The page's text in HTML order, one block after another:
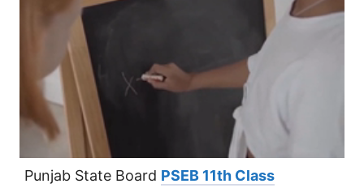
Punjab State Board PSEB 11th Class